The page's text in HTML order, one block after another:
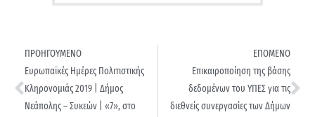
ΠΡΟΗΓΟΥΜΕΝΟ
Ευρωπαϊκές Ημέρες Πολιτιστικής
Κληρονομιάς 2019 | Δήμος
Νεάπολης – Συκεών | «7», στο
ΕΠΟΜΕΝΟ
Επικαιροποίηση της βάσης
δεδομένων του ΥΠΕΣ για τις
διεθνείς συνεργασίες των Δήμων